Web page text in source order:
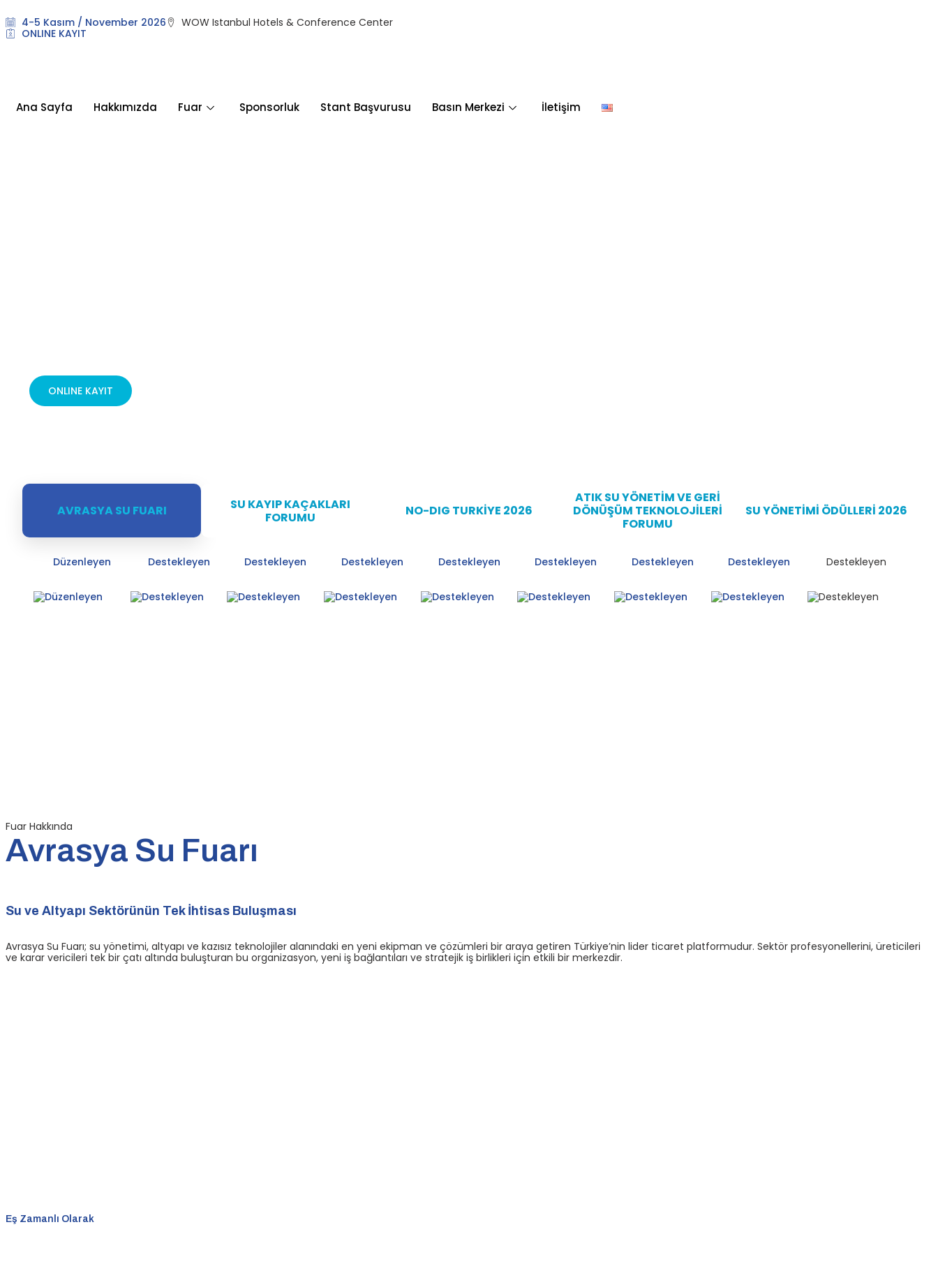
4-5 Kasım / November 2026
WOW Istanbul Hotels & Conference Center
ONLINE KAYIT
Ana Sayfa Hakkımızda Fuar Sponsorluk Stant Başvurusu Basın Merkezi İletişim
AVRASYA SU FUARI
SU KAYIP KAÇAKLARI
FORUMU
NO-DIG TURKİYE 2026
ATIK SU YÖNETİM VE GERİ
DÖNÜŞÜM TEKNOLOJİLERİ
FORUMU
SU YÖNETİMİ ÖDÜLLERİ 2026
ONLINE KAYIT
Düzenleyen Destekleyen Destekleyen Destekleyen Destekleyen Destekleyen Destekleyen Destekleyen Destekleyen
Fuar Hakkında
Avrasya Su Fuarı
Su ve Altyapı Sektörünün Tek İhtisas Buluşması
Avrasya Su Fuarı; su yönetimi, altyapı ve kazısız teknolojiler alanındaki en yeni ekipman ve çözümleri bir araya getiren Türkiye’nin lider ticaret platformudur. Sektör profesyonellerini, üreticileri
ve karar vericileri tek bir çatı altında buluşturan bu organizasyon, yeni iş bağlantıları ve stratejik iş birlikleri için etkili bir merkezdir.
Eş Zamanlı Olarak